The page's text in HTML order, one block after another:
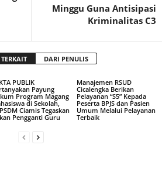
Minggu Guna Antisipasi
Kriminalitas C3
DARI PENULIS
PUBLIK
Payung
Program Magang
di Sekolah,
Ciamis Tegaskan
Pengganti Guru
Manajemen RSUD
Cicalengka Berikan
Pelayanan “S5” Kepada
Peserta BPJS dan Pasien
Umum Melalui Pelayanan
Terbaik